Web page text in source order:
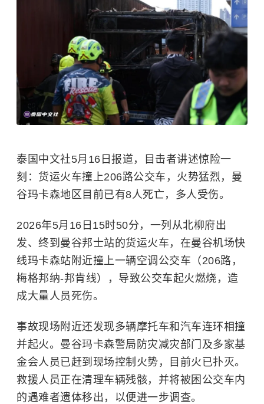
泰国中文社5月16日报道，目击者讲述惊险一
刻：货运火车撞上206路公交车，火势猛烈，曼
谷玛卡森地区目前已有8人死亡，多人受伤。
2026年5月16日15时50分，一列从北柳府出
发、终到曼谷邦士站的货运火车，在曼谷机场快
线玛卡森站附近撞上一辆空调公交车（206路，
梅格邦纳-邦肯线），导致公交车起火燃烧，造
成大量人员死伤。
事故现场附近还发现多辆摩托车和汽车连环相撞
并起火。曼谷玛卡森警局防灾减灾部门及多家基
金会人员已赶到现场控制火势，目前火已扑灭。
救援人员正在清理车辆残骸，并将被困公交车内
的遇难者遗体移出，以便进一步调查。